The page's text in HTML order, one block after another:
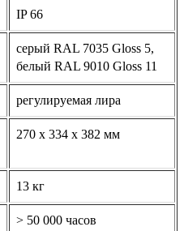
IP 66
серый RAL 7035 Gloss 5,
белый RAL 9010 Gloss 11
регулируемая лира
270 х 334 х 382 мм
13 кг
> 50 000 часов